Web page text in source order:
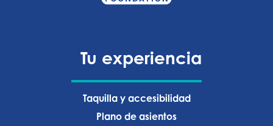
Tu experiencia
Taquilla y accesibilidad
Plano de asientos